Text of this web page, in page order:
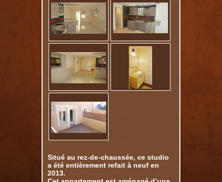
Situé au rez-de-chaussée, ce studio
a été entièrement refait à neuf en
2013.